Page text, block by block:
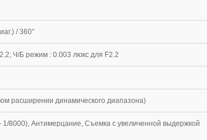
/ 360°
Ч/Б режим : 0.003 люкс для F2.2
расширении динамического диапазона)
1/8000), Антимерцание, Съемка с увеличенной выдержкой